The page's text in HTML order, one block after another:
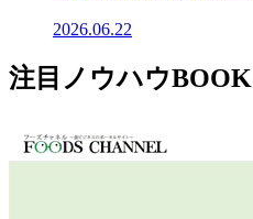
2026.06.22
注目ノウハウBOOK